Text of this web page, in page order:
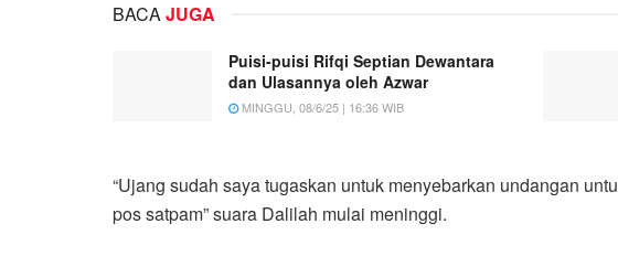
BACAJUGA
Puisi-puisi Rifqi Septian Dewantara
dan Ulasannya oleh Azwar
MINGGU, 08/6/25 | 16:36 WIB
“Ujang sudah saya tugaskan untuk menyebarkan undangan
pos satpam” suara Dalilah mulai meninggi.